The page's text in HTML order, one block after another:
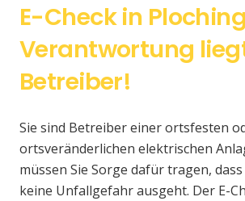
E-Check in
Verantwortung
Betreiber!
Sie sind Betreiber einer ortsfesten
ortsveränderlichen elektrischen
müssen Sie Sorge dafür tragen,
keine Unfallgefahr ausgeht. Der E-